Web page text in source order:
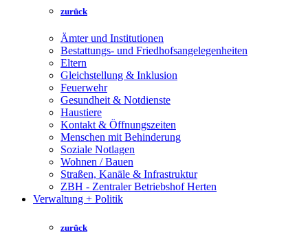
zurück
Ämter und Institutionen
Bestattungs- und Friedhofsangelegenheiten
Eltern
Gleichstellung & Inklusion
Feuerwehr
Gesundheit & Notdienste
Haustiere
Kontakt & Öffnungszeiten
Menschen mit Behinderung
Soziale Notlagen
Wohnen / Bauen
Straßen, Kanäle & Infrastruktur
ZBH - Zentraler Betriebshof Herten
Verwaltung + Politik
zurück